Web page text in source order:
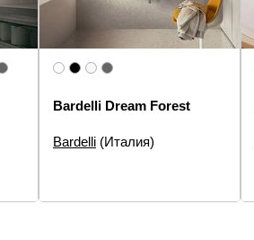
Bardelli Dream Forest
Размеры:40×40
Bardelli (Италия)